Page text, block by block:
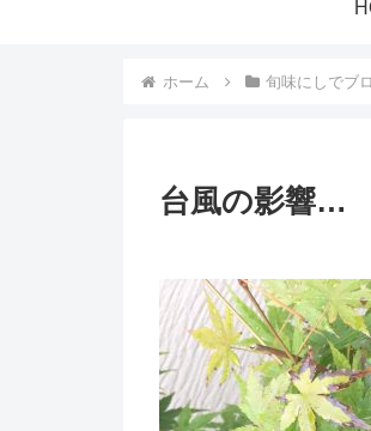
ホーム 旬味にしでブ
台風の影響…